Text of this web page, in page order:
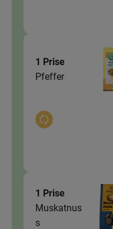
1 Prise
Pfeffer
Auswahl ändern
1 Prise
Muskatnus
s